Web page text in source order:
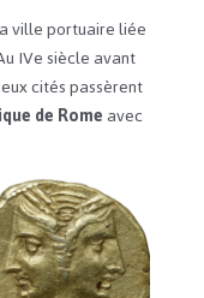
ville portuaire liée
IVe siècle avant
cités passèrent
de Romeavec